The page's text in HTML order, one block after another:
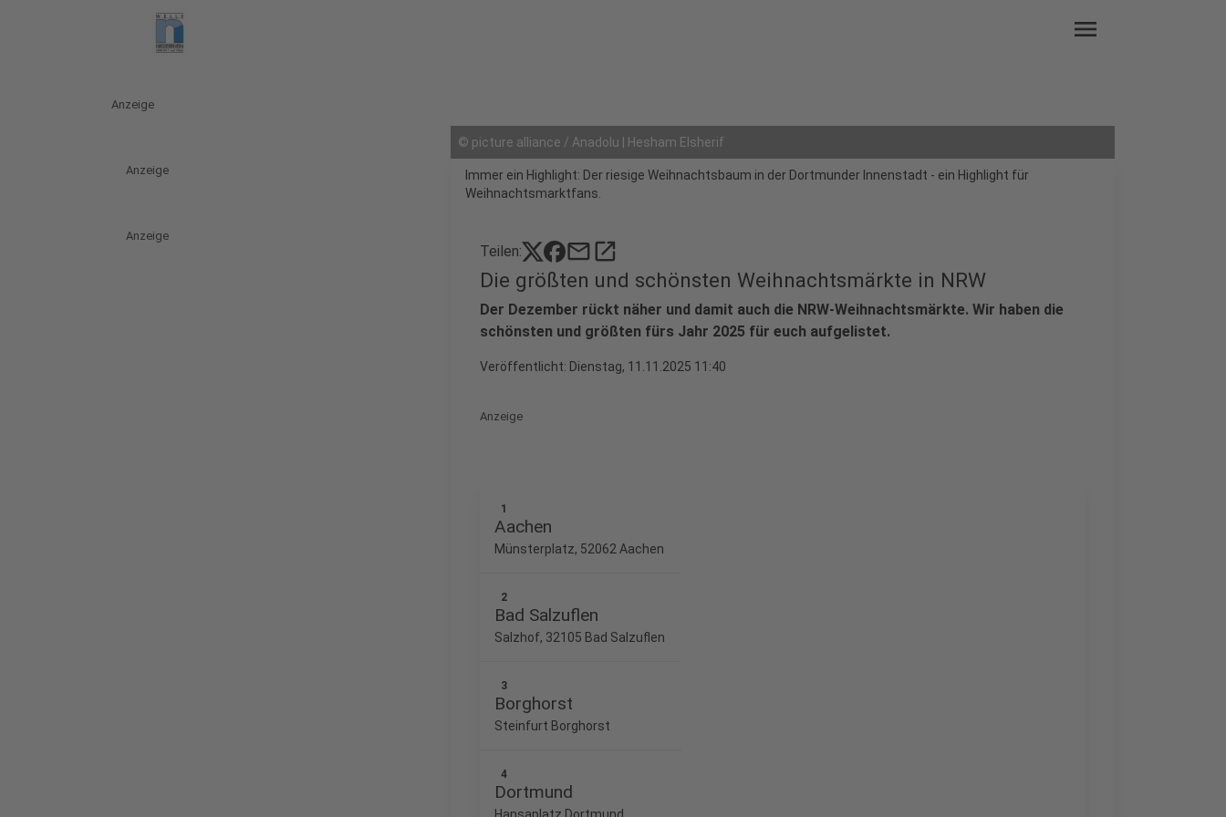
menu
Anzeige
Anzeige
Anzeige
© picture alliance / Anadolu | Hesham Elsherif
Immer ein Highlight: Der riesige Weihnachtsbaum in der Dortmunder Innenstadt - ein Highlight für
Weihnachtsmarktfans.
Teilen: mailopen_in_new
Die größten und schönsten Weihnachtsmärkte in NRW
Der Dezember rückt näher und damit auch die NRW-Weihnachtsmärkte. Wir haben die
schönsten und größten fürs Jahr 2025 für euch aufgelistet.
Veröffentlicht: Dienstag, 11.11.2025 11:40
Anzeige
1
Aachen
Münsterplatz, 52062 Aachen
2
Bad Salzuflen
Salzhof, 32105 Bad Salzuflen
3
Borghorst
Steinfurt Borghorst
4
Dortmund